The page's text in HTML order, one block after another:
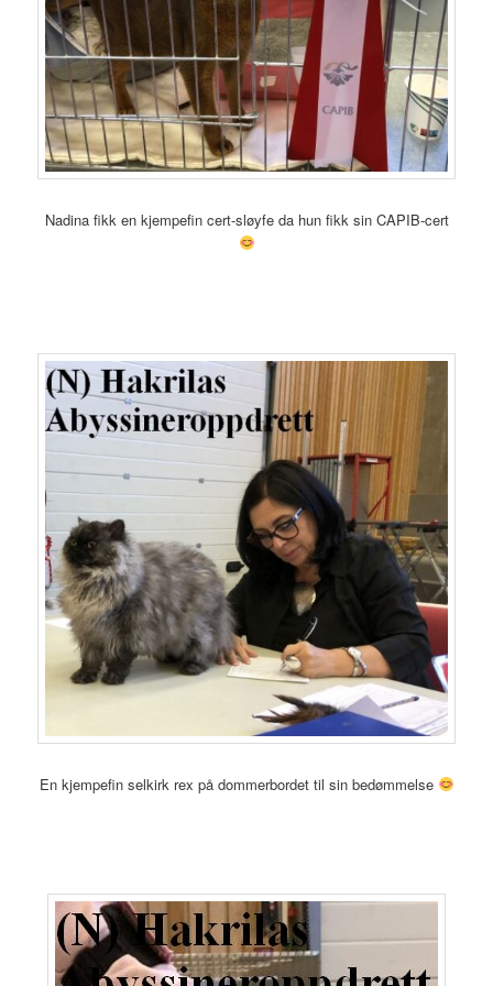
Nadina fikk en kjempefin cert-sløyfe da hun fikk sin CAPIB-cert
En kjempefin selkirk rex på dommerbordet til sin bedømmelse